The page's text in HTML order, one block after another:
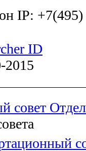
IP:
ID
2015
совет